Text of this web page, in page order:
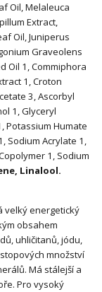
Oil, Melaleuca
Extract,
Oil, Juniperus
Graveolens
Oil 1 , Commiphora
1 , Croton
3, Ascorbyl
1 , Glyceryl
, Potassium Humate
, Sodium Acrylate 1 ,
1 , Sodium
Linalool.
velký energetický
obsahem
uhličitanů, jódu,
množství
Má stálejší a
Pro vysoký